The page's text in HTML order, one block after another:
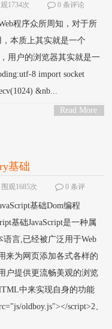
1734次 0 条评论
程序众所周知，对于所
，本质上其实就是一个
用户的浏览器其实就是一
8 import socket
&nb...
Read More
基础
围观1685次
0 条评
基础Dom编程
基础JavaScript是一种属
语言,已经被广泛用于Web
来为网页添加各式各样的
户提供更流畅美观的浏览
中来实现自身的功能
oldboy.js"></script>2、